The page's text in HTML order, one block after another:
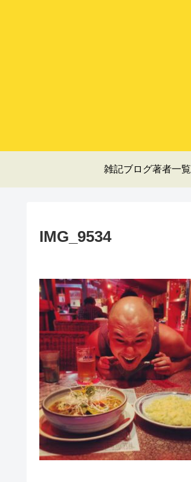
雑記ブログ著者一覧
IMG_9534